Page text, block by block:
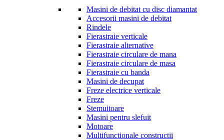
Masini de debitat cu disc diamantat
Accesorii masini de debitat
Rindele
Fierastraie verticale
Fierastraie alternative
Fierastraie circulare de mana
Fierastraie circulare de masa
Fierastraie cu banda
Masini de decupat
Freze electrice verticale
Freze
Stemuitoare
Masini pentru slefuit
Motoare
Multifunctionale constructii